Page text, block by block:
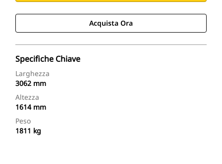
Acquista Ora
Specifiche Chiave
Larghezza
3062 mm
Altezza
1614 mm
Peso
1811 kg